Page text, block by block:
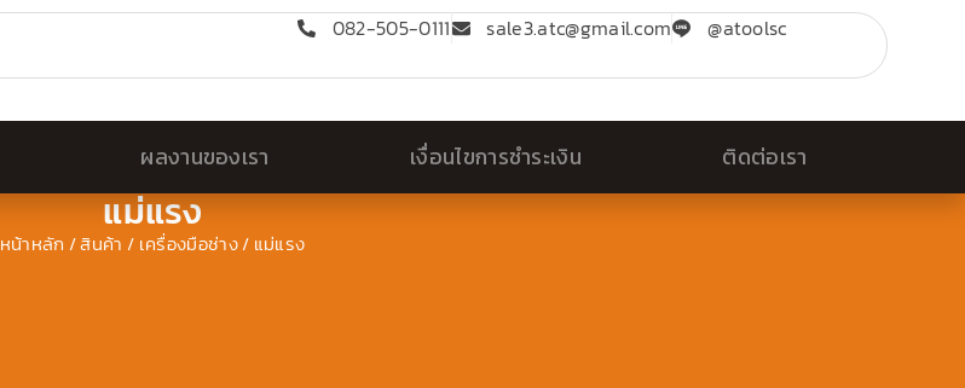
082-505-0111 sale3.atc@gmail.com @atoolsc
ผลงานของเรา เงื่อนไขการชำระเงิน ติดต่อเรา
แม่แรง
หน้าหลัก /สินค้า / เครื่องมือช่าง/ แม่แรง